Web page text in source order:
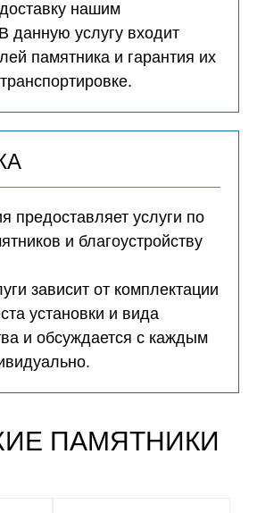
нашим
данную услугу входит
памятника и гарантия их
предоставляет услуги по
и благоустройству
зависит от комплектации
установки и вида
и обсуждается с каждым
ПАМЯТНИКИ